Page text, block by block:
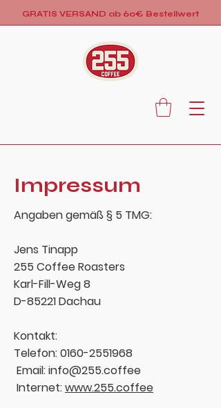
GRATIS VERSAND ab 60€ Bestellwert
Impressum
Angaben gemäß § 5 TMG:
Jens Tinapp
255 Coffee Roasters
Karl-Fill-Weg 8
D-85221 Dachau
Kontakt:
Telefon:0160-2551968
Email:info@255.coffee
Internet:www.255.coffee